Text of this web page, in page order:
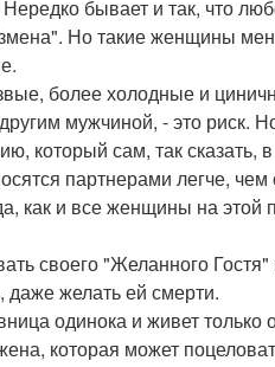
бывает и так, что
Но такие женщины
более холодные и
мужчиной, - это риск.
который сам, так сказать,
партнерами легче,
и все женщины на этой
своего "Желанного
желать ей смерти.
одинока и живет только
которая может